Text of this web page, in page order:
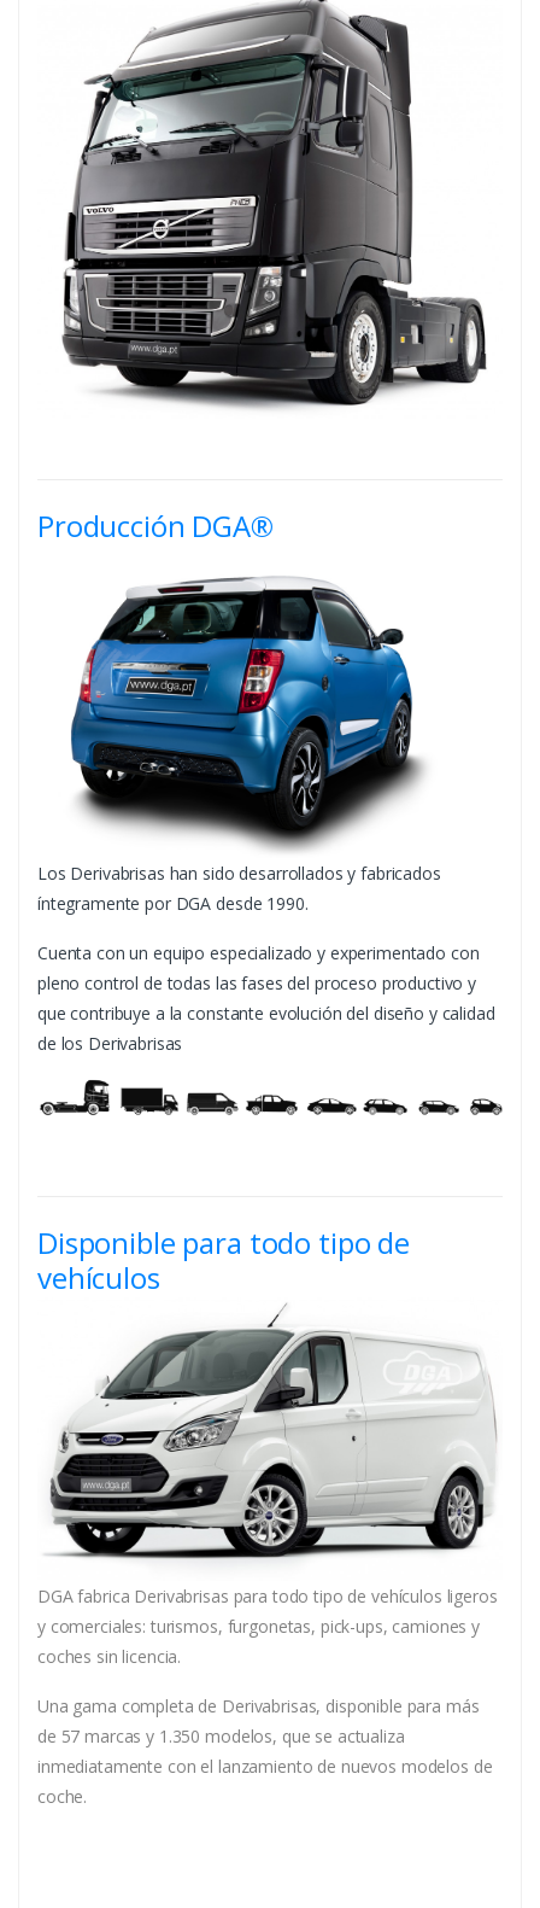
Producción DGA®
Los Derivabrisas han sido desarrollados y fabricados
íntegramente por DGA desde 1990.
Cuenta con un equipo especializado y experimentado con
pleno control de todas las fases del proceso productivo y
que contribuye a la constante evolución del diseño y calidad
de los Derivabrisas
Disponible para todo tipo de
vehículos
DGA fabrica Derivabrisas para todo tipo de vehículos ligeros
y comerciales: turismos, furgonetas, pick-ups, camiones y
coches sin licencia.
Una gama completa de Derivabrisas, disponible para más
de 57 marcas y 1.350 modelos, que se actualiza
inmediatamente con el lanzamiento de nuevos modelos de
coche.